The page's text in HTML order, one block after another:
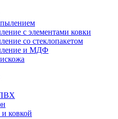
с элементами ковки
со стеклопакетом
и МДФ
ковкой